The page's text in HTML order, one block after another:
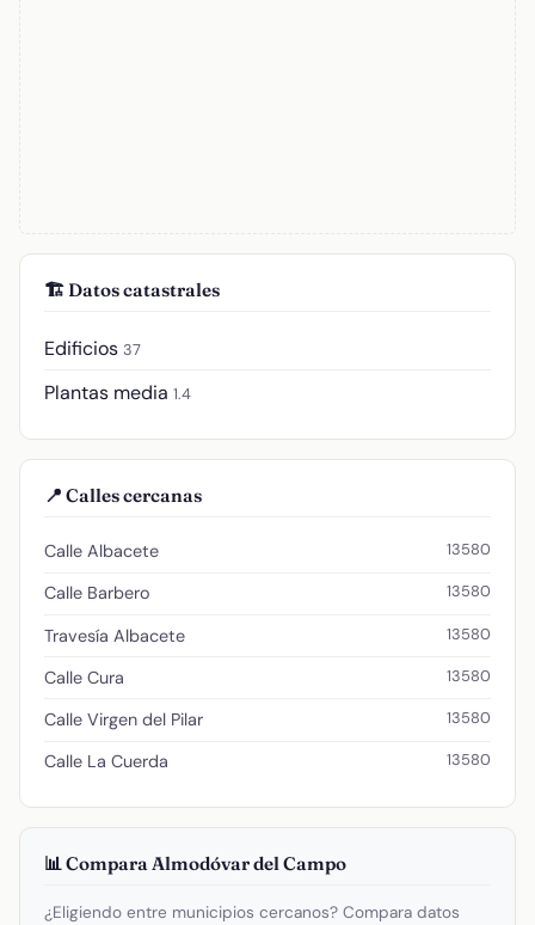
🏗️ Datos catastrales
Edificios 37
Plantas media 1.4
📍 Calles cercanas
Calle Albacete 13580
Calle Barbero 13580
Travesía Albacete 13580
Calle Cura 13580
Calle Virgen del Pilar 13580
Calle La Cuerda 13580
📊 Compara Almodóvar del Campo
¿Eligiendo entre municipios cercanos? Compara datos